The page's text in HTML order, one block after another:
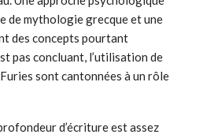
de mythologie grecque et une
des concepts pourtant
pas concluant, l’utilisation de
sont cantonnées à un rôle
d’écriture est assez